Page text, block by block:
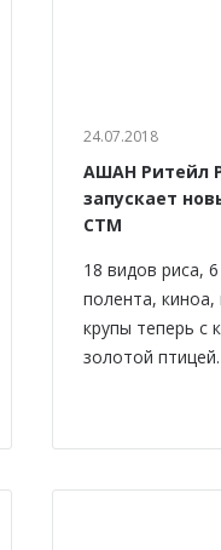
24.07.2018
АШАН Ритейл
запускает
СТМ
18 видов риса,
полента, киноа,
крупы теперь с
золотой птицей.